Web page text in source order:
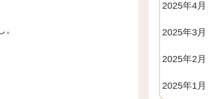
2025年4月
2025年3月
2025年2月
2025年1月